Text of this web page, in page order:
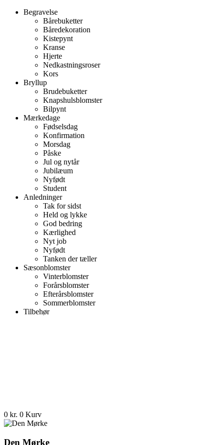
Begravelse
Bårebuketter
Båredekoration
Kistepynt
Kranse
Hjerte
Nedkastningsroser
Kors
Bryllup
Brudebuketter
Knapshulsblomster
Bilpynt
Mærkedage
Fødselsdag
Konfirmation
Morsdag
Påske
Jul og nytår
Jubilæum
Nyfødt
Student
Anledninger
Tak for sidst
Held og lykke
God bedring
Kærlighed
Nyt job
Nyfødt
Tanken der tæller
Sæsonblomster
Vinterblomster
Forårsblomster
Efterårsblomster
Sommerblomster
Tilbehør
0 kr. 0 Kurv
Den Mørke